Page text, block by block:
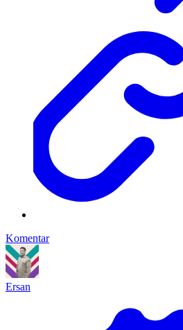
Komentar
Ersan